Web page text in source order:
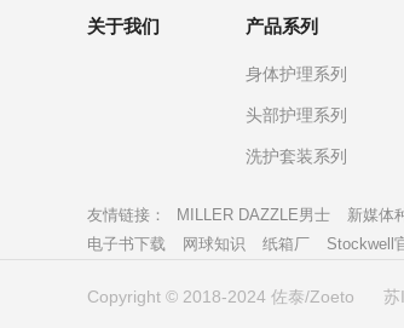
关于我们 产品系列
身体护理系列
头部护理系列
洗护套装系列
友情链接： MILLER DAZZLE男士 新媒体
电子书下载
网球知识 纸箱厂 Stockwell
Copyright © 2018-2024 佐泰/Zoeto 苏